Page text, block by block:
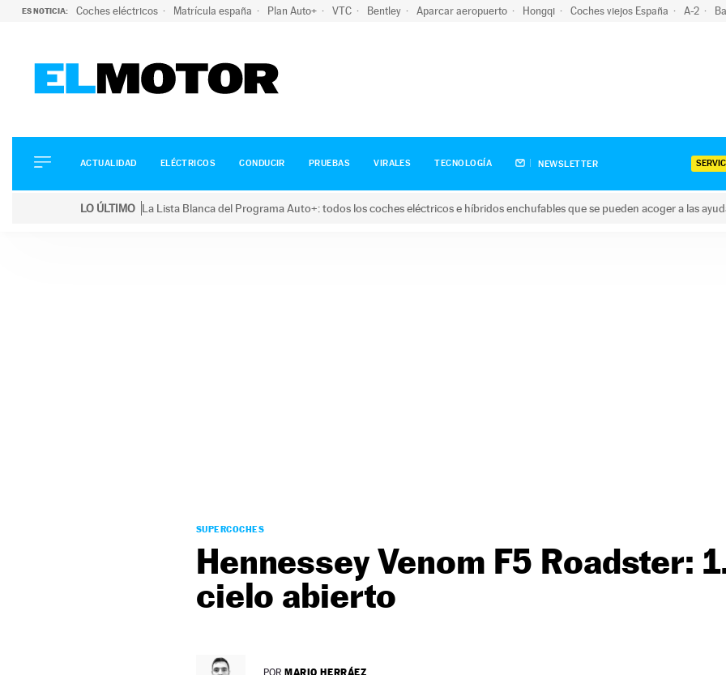
ES NOTICIA: Coches eléctricos Matrícula españa Plan Auto+ VTC Bentley Aparcar aeropuerto Hongqi Coches viejos España A-2
ELÉCTRICOS
CONDUCIR
ACTUALIDAD ELÉCTRICOS CONDUCIR PRUEBAS VIRALES TECNOLOGÍA NEWSLETTER
LO ÚLTIMO La Lista Blanca del Programa Auto+: todos los coches eléctricos e híbridos enchufables que se pueden acoger a las
SUPERCOCHES
Hennessey Venom F5 Roadster:
cielo abierto
POR MARIO HERRÁEZ